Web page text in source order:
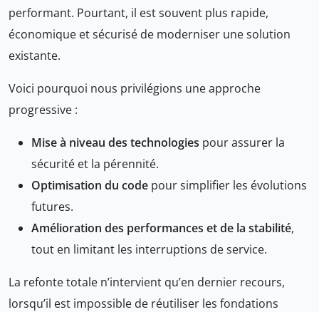
performant. Pourtant, il est souvent plus rapide,
économique et sécurisé de moderniser une solution
existante.
Voici pourquoi nous privilégions une approche
progressive :
Mise à niveau des technologies pour assurer la
sécurité et la pérennité.
Optimisation du code pour simplifier les évolutions
futures.
Amélioration des performances et de la stabilité,
tout en limitant les interruptions de service.
La refonte totale n’intervient qu’en dernier recours,
lorsqu’il est impossible de réutiliser les fondations